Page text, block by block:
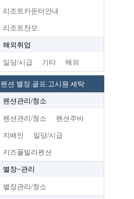
리조트카운터안내
리조트찬모
해외취업
일당/시급 기타 해외
펜션 별장.골프.고시원 세탁
펜션관리/청소
펜션관리/청소 펜션주바
지배인 일당/시급
키즈풀빌라펜션
별장~관리
별장관리/청소